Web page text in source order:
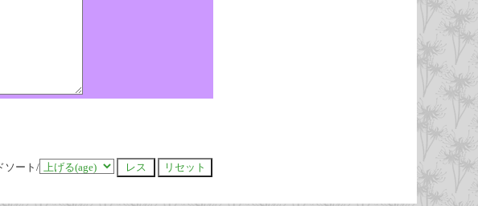
ソート/